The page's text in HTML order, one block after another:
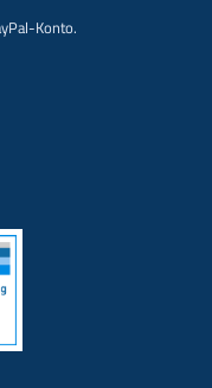
Konto.